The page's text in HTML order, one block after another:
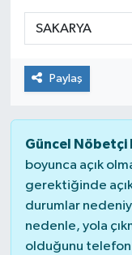
Paylaş
Güncel Nöbetçi
boyunca açık
gerektiğinde
durumlar
nedenle, yola
olduğunu telefon
Sağlık
Spor
Yaşam